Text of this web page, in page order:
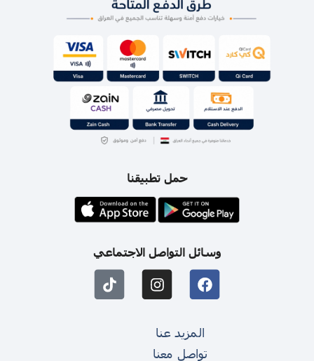
حمل تطبيقنا
وسائل التواصل الاجتماعي
المزيد عنا
تواصل معنا